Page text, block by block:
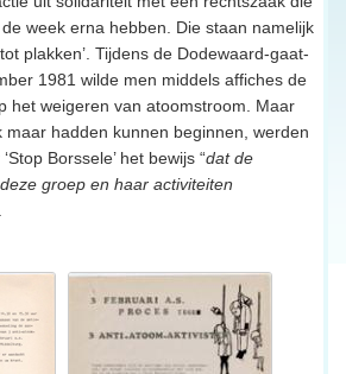
de week erna hebben. Die staan namelijk
plakken’. Tijdens de Dodewaard-gaat-
1981 wilde men middels affiches de
het weigeren van atoomstroom. Maar
maar hadden kunnen beginnen, werden
Borssele’ het bewijs “dat de
deze groep en haar activiteiten